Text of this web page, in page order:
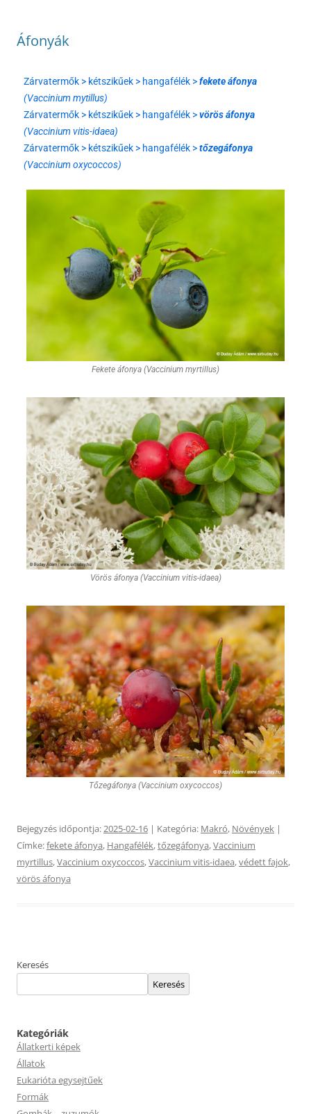
Áfonyák
Zárvatermők > kétszikűek > hangafélék >fekete áfonya
(Vaccinium mytillus)
Zárvatermők > kétszikűek > hangafélék >vörös áfonya
(Vaccinium vitis-idaea)
Zárvatermők > kétszikűek > hangafélék >tőzegáfonya
(Vaccinium oxycoccos)
Fekete áfonya (Vaccinium myrtillus)
Vörös áfonya (Vaccinium vitis-idaea)
Tőzegáfonya (Vaccinium oxycoccos)
Bejegyzés időpontja:2025-02-16 | Kategória: Makró, Növények |
Címke:fekete áfonya, Hangafélék,tőzegáfonya,Vaccinium
myrtillus,Vaccinium oxycoccos,Vaccinium vitis-idaea,védett fajok,
vörös áfonya
Keresés
Keresés
Kategóriák
Állatkerti képek
Állatok
Eukarióta egysejtűek
Formák